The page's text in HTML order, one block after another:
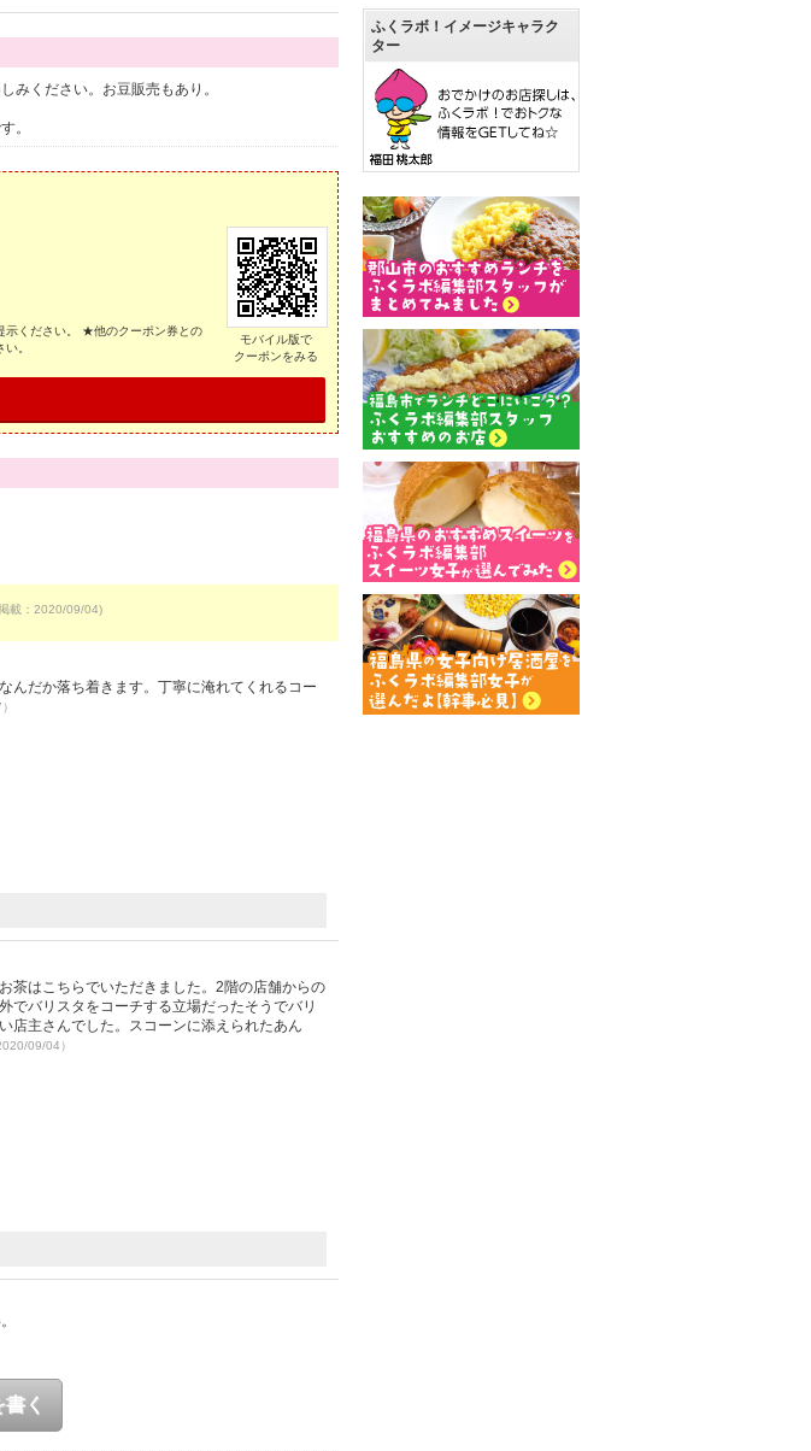
みください。お豆販売もあり。
。
示ください。 ★他のクーポン券との
。
モバイル版で
クーポンをみる
載：2020/09/04)
んだか落ち着きます。丁寧に淹れてくれるコー
茶はこちらでいただきました。2階の店舗からの
でバリスタをコーチする立場だったそうでバリ
店主さんでした。スコーンに添えられたあん
09/04）
く
ふくラボ！イメージキャラク
ター